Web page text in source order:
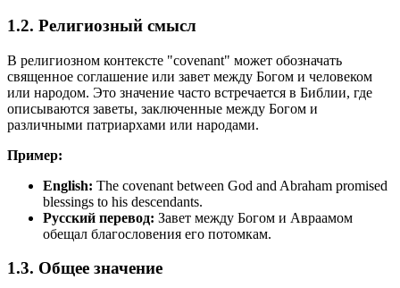
1.2. Религиозный смысл
В религиозном контексте "covenant" может обозначать
священное соглашение или завет между Богом и человеком
или народом. Это значение часто встречается в Библии, где
описываются заветы, заключенные между Богом и
различными патриархами или народами.
Пример:
English: The covenant between God and Abraham promised
blessings to his descendants.
Русский перевод: Завет между Богом и Авраамом
обещал благословения его потомкам.
1.3. Общее значение